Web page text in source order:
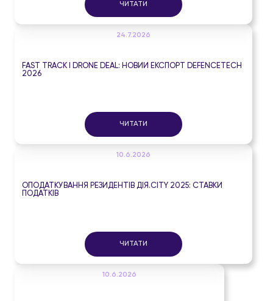
ЧИТАТИ
24.7.2026
FAST TRACK І DRONE DEAL: НОВИЙ ЕКСПОРТ DEFENCETECH
2026
ЧИТАТИ
10.6.2026
ОПОДАТКУВАННЯ РЕЗИДЕНТІВ ДІЯ.CITY 2025: СТАВКИ
ПОДАТКІВ
ЧИТАТИ
10.6.2026